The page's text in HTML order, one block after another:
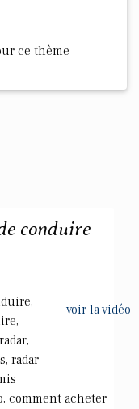
ce thème
conduire
voir la vidéo
radar
comment acheter